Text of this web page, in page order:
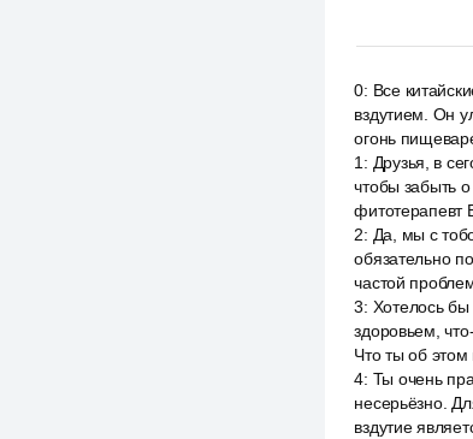
0: Все
вздутием. Он
огонь
1 : Друзья, в
чтобы забыть
фитотерапевт
2: Да, мы с
обязательно
частой
3: Хотелось бы
здоровьем,
Что ты об этом
4: Ты очень
несерьёзно.
вздутие